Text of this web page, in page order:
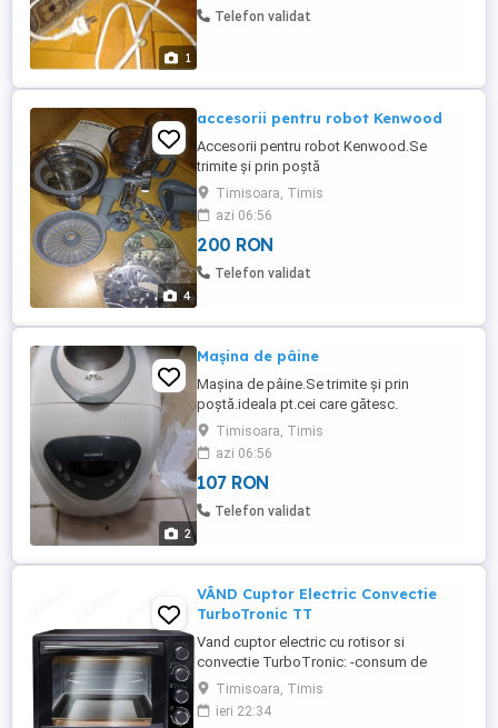
1
Telefon validat
4
accesorii pentru robot Kenwood
Accesorii pentru robot Kenwood.Se
trimite și prin poștă
Timisoara, Timis
azi 06:56
200 RON
Telefon validat
2
Mașina de pâine
Mașina de pâine.Se trimite și prin
poștă.ideala pt.cei care gătesc.
Timisoara, Timis
azi 06:56
107 RON
Telefon validat
VÂND Cuptor Electric Convectie
TurboTronic TT
Vand cuptor electric cu rotisor si
convectie TurboTronic: -consum de
energie foarte mic 2000 wati performanta
3000 wati -rotisor inclus -tava1buc si
gratar incluse -temperatura reglabila 90-
Timisoara, Timis
ieri 22:34